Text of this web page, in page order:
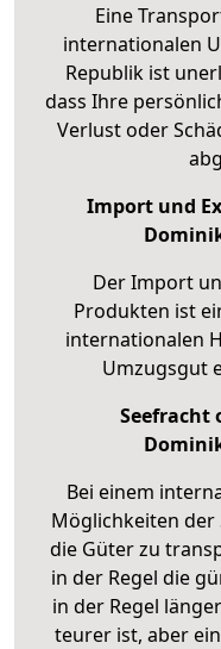
Eine
internationalen
Republik ist
dass Ihre
Verlust oder
Import und
Der Import
Produkten ist
internationalen
Umzugsgut
Seefracht
Bei einem
Möglichkeiten
die Güter zu
in der Regel die
in der Regel
teurer ist, aber